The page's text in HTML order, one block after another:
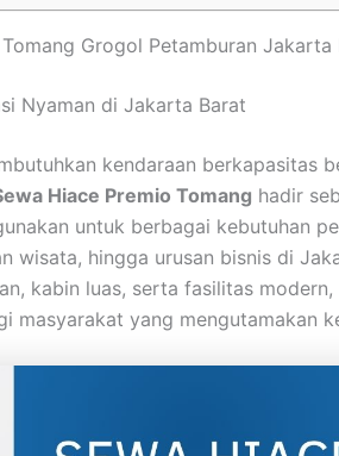
Grogol Petamburan Jakarta
Nyaman di Jakarta Barat
kendaraan berkapasitas
Hiace Premio Tomang hadir
untuk berbagai kebutuhan
wisata, hingga urusan bisnis di
kabin luas, serta fasilitas
masyarakat yang mengutamakan